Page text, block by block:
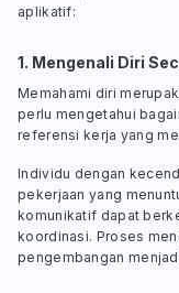
aplikatif:
1. Mengenali Diri
Memahami diri
perlu mengetahui
referensi kerja yang
Individu dengan
pekerjaan yang
komunikatif dapat
koordinasi. Proses
pengembangan